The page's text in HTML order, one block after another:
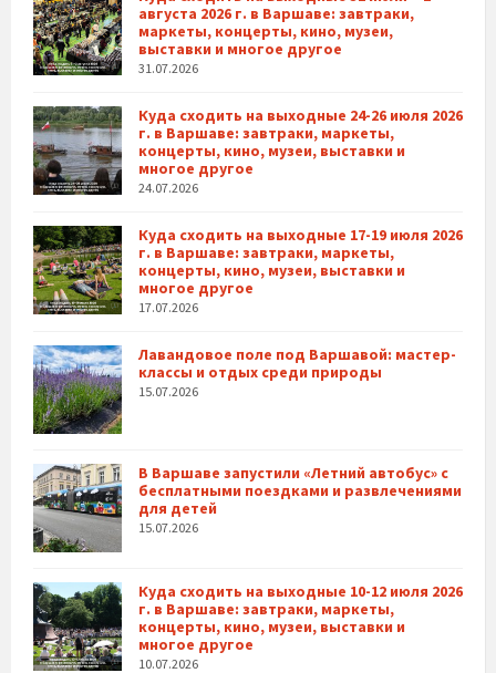
августа 2026 г. в Варшаве: завтраки,
маркеты, концерты, кино, музеи,
выставки и многое другое
31.07.2026
Куда сходить на выходные 24-26 июля 2026
г. в Варшаве: завтраки, маркеты,
концерты, кино, музеи, выставки и
многое другое
24.07.2026
Куда сходить на выходные 17-19 июля 2026
г. в Варшаве: завтраки, маркеты,
концерты, кино, музеи, выставки и
многое другое
17.07.2026
Лавандовое поле под Варшавой: мастер-
классы и отдых среди природы
15.07.2026
В Варшаве запустили «Летний автобус» с
бесплатными поездками и развлечениями
для детей
15.07.2026
Куда сходить на выходные 10-12 июля 2026
г. в Варшаве: завтраки, маркеты,
концерты, кино, музеи, выставки и
многое другое
10.07.2026